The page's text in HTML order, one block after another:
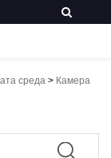
среда > Камера